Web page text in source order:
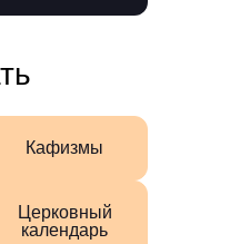
Кафизмы
Церковный
календарь